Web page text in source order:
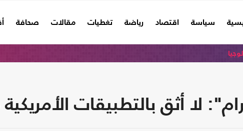
(current) سياسة اقتصاد رياضة تغطيات مقالات صحافة
لا أثق بالتطبيقات